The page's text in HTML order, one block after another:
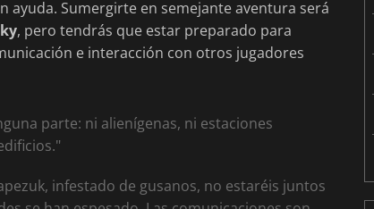
ayuda. Sumergirte en semejante aventura será
, pero tendrás que estar preparado para
e interacción con otros jugadores
parte: ni alienígenas, ni estaciones
infestado de gusanos, no estaréis juntos